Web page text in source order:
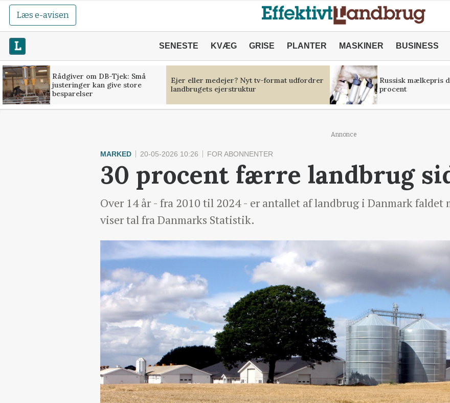
Læs e-avisen
SENESTE KVÆG GRISE PLANTER MASKINER BUSINESS
Rådgiver om DB-Tjek: Små
justeringer kan give store
besparelser
Ejer eller medejer? Nyt tv-format udfordrer
landbrugets ejerstruktur
Russisk mælkepris
procent
Annonce
MARKED 20-05-2026 10:26 FOR ABONNENTER
30 procent færre landbrug
Over 14 år - fra 2010 til 2024 - er antallet af landbrug i Danmark faldet
viser tal fra Danmarks Statistik.